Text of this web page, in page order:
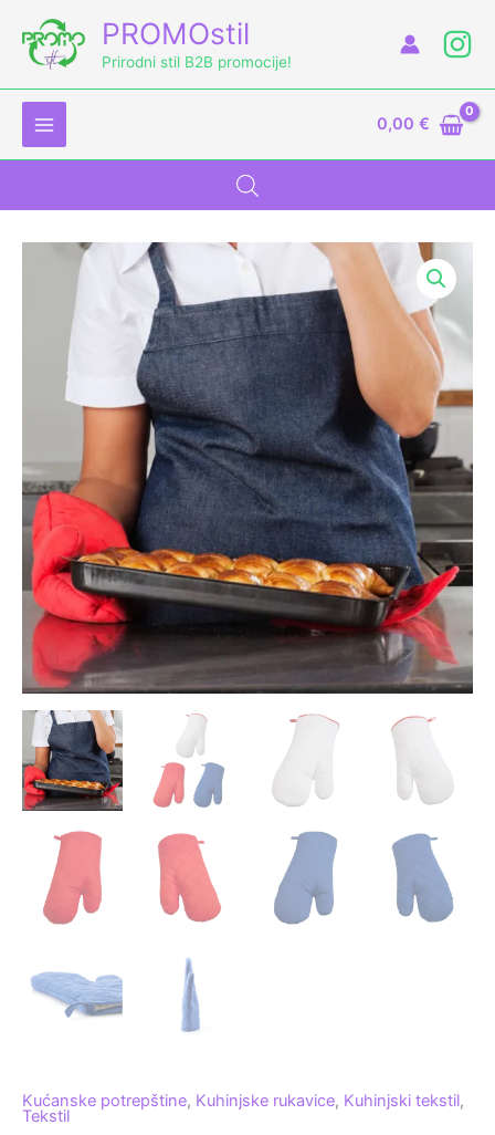
content
PROMOstil
Prirodni stil B2B promocije!
0,00€
Kućanske potrepštine, Kuhinjske rukavice, Kuhinjski tekstil,
Tekstil
Kuhinjska
rukavica
količina